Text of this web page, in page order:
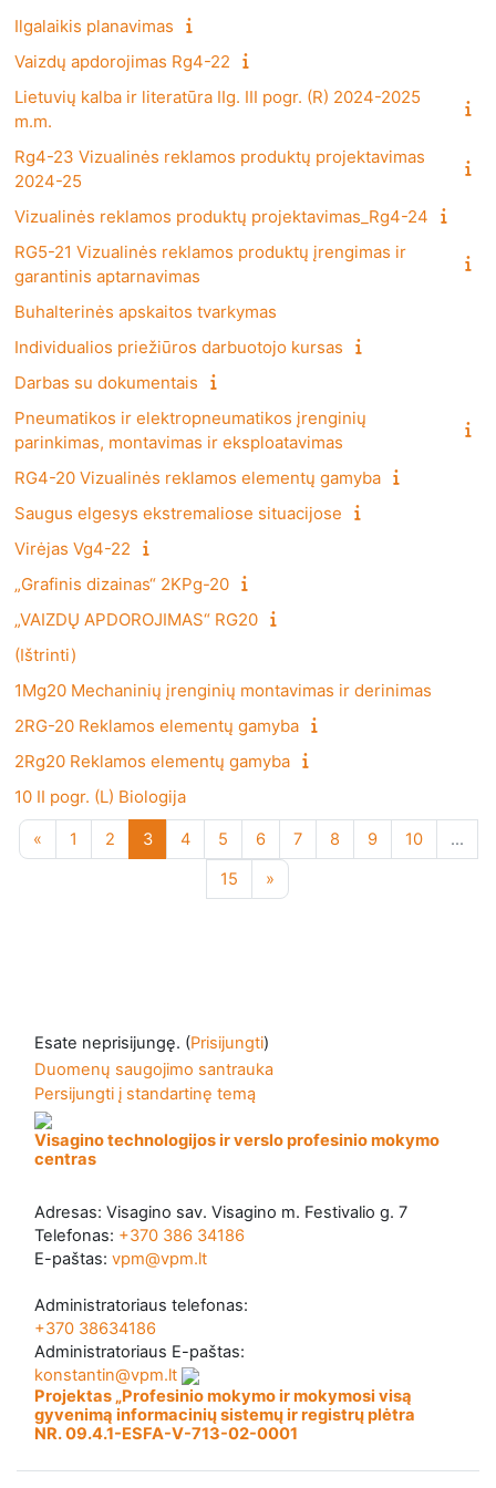
Ilgalaikis planavimas
Vaizdų apdorojimas Rg4-22
Lietuvių kalba ir literatūra IIg. III pogr. (R) 2024-2025
m.m.
Rg4-23 Vizualinės reklamos produktų projektavimas
2024-25
Vizualinės reklamos produktų projektavimas_Rg4-24
RG5-21 Vizualinės reklamos produktų įrengimas ir
garantinis aptarnavimas
Buhalterinės apskaitos tvarkymas
Individualios priežiūros darbuotojo kursas
Darbas su dokumentais
Pneumatikos ir elektropneumatikos įrenginių
parinkimas, montavimas ir eksploatavimas
RG4-20 Vizualinės reklamos elementų gamyba
Saugus elgesys ekstremaliose situacijose
Virėjas Vg4-22
„Grafinis dizainas“ 2KPg-20
„VAIZDŲ APDOROJIMAS“ RG20
(Ištrinti)
1Mg20 Mechaninių įrenginių montavimas ir derinimas
2RG-20 Reklamos elementų gamyba
2Rg20 Reklamos elementų gamyba
10 II pogr. (L) Biologija
«Ankstesnis puslapis
1 1 puslapis
22 puslapis
33 puslapis
44 puslapis
55 puslapis
66 puslapis
77 puslapis
88 puslapis
99 puslapis
1010 …
15 15 puslapis
»
Esate neprisijungę. (Prisijungti)
Duomenų saugojimo santrauka
Persijungti į standartinę temą
Visagino technologijos ir verslo profesinio mokymo
centras
Adresas: Visagino sav. Visagino m. Festivalio g. 7
Telefonas: +370 386 34186
E-paštas: vpm@vpm.lt
Administratoriaus telefonas:
+370 38634186
Administratoriaus E-paštas:
konstantin@vpm.lt
Projektas „Profesinio mokymo ir mokymosi visą
gyvenimą informacinių sistemų ir registrų plėtra
NR. 09.4.1-ESFA-V-713-02-0001